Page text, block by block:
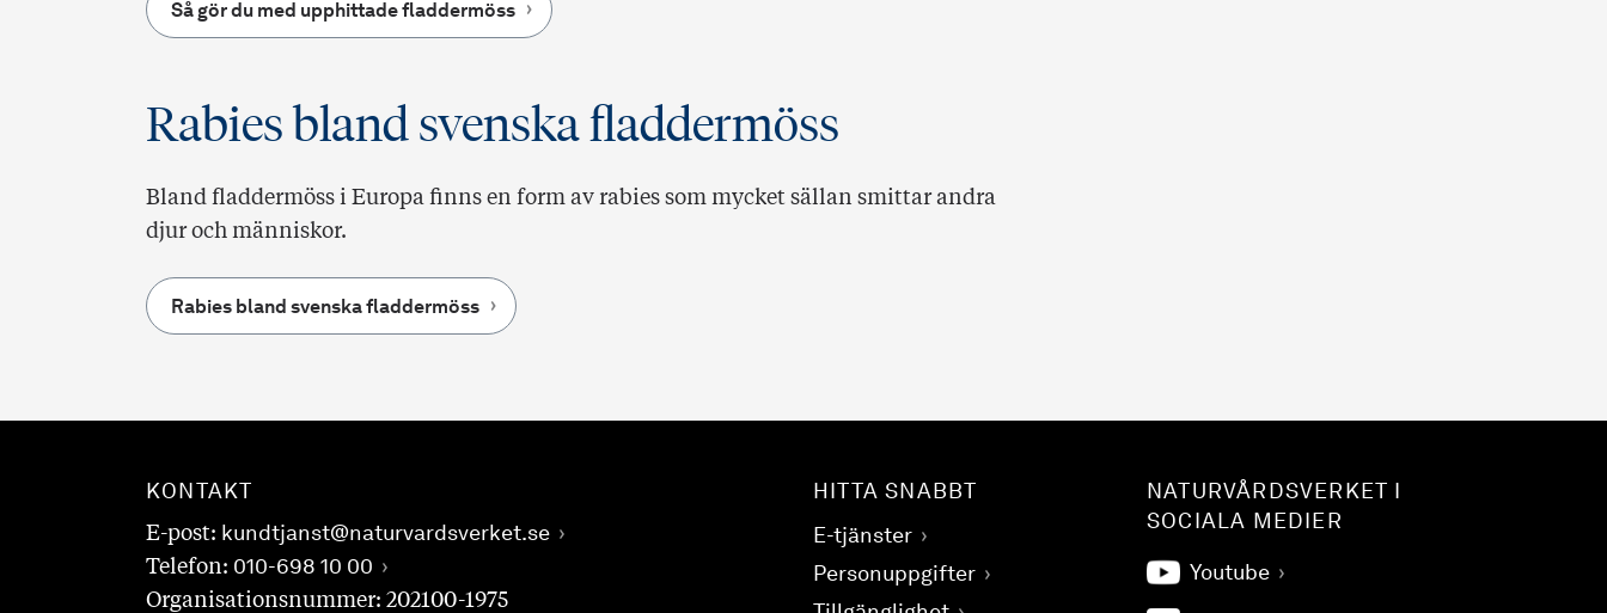
Så gör du med upphittade fladdermöss
Rabies bland svenska fladdermöss
Bland fladdermöss i Europa finns en form av rabies som mycket sällan smittar andra
djur och människor.
Rabies bland svenska fladdermöss
KONTAKT
E-post: kundtjanst@naturvardsverket.se
Telefon: 010-698 10 00
Organisationsnummer: 202100-1975
HITTA SNABBT
E-tjänster
Personuppgifter
NATURVÅRDSVERKET I
SOCIALA MEDIER
Youtube